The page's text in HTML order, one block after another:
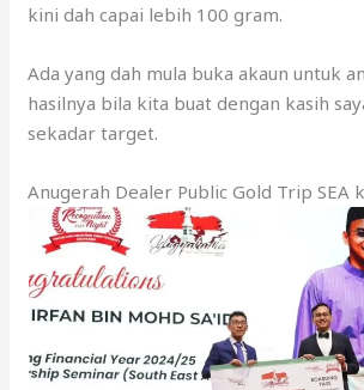
kini dah capai lebih 100 gram.
Ada yang dah mula buka akaun untuk
hasilnya bila kita buat dengan kasih
sekadar target.
Anugerah Dealer Public Gold Trip SEA